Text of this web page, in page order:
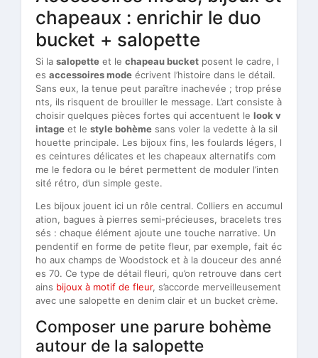
chapeaux : enrichir le duo
bucket + salopette
Si la salopette et le chapeau bucket posent le cadre, l
es accessoires mode écrivent l’histoire dans le détail.
Sans eux, la tenue peut paraître inachevée ; trop prése
nts, ils risquent de brouiller le message. L’art consiste à
choisir quelques pièces fortes qui accentuent le look v
intage et le style bohème sans voler la vedette à la sil
houette principale. Les bijoux fins, les foulards légers, l
es ceintures délicates et les chapeaux alternatifs com
me le fedora ou le béret permettent de moduler l’inten
sité rétro, d’un simple geste.
Les bijoux jouent ici un rôle central. Colliers en accumul
ation, bagues à pierres semi-précieuses, bracelets tres
sés : chaque élément ajoute une touche narrative. Un
pendentif en forme de petite fleur, par exemple, fait éc
ho aux champs de Woodstock et à la douceur des anné
es 70. Ce type de détail fleuri, qu’on retrouve dans cert
ains bijoux à motif de fleur, s’accorde merveilleusement
avec une salopette en denim clair et un bucket crème.
Composer une parure bohème
autour de la salopette